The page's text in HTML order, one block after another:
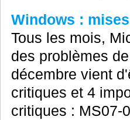
Windows :
Tous les mois,
des problèmes
décembre vient
critiques et 4
critiques : MS07-